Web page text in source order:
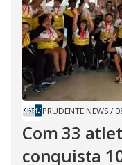
PRUDENTE NEWS/
Com 33
conquista